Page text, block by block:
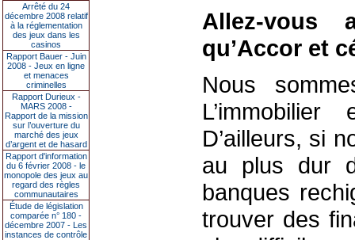
Arrêté du 24
décembre 2008 relatif
à la réglementation
des jeux dans les
casinos
Rapport Bauer - Juin
2008 - Jeux en ligne
et menaces
criminelles
Rapport Durieux -
MARS 2008 -
Rapport de la mission
sur l’ouverture du
marché des jeux
d’argent et de hasard
Rapport d'information
du 6 février 2008 - le
monopole des jeux au
regard des règles
communautaires
Étude de législation
comparée n° 180 -
décembre 2007 - Les
instances de contrôle
Allez-vous
qu’Accor et
Nous
D’ailleurs, si
au plus dur
banques
trouver des